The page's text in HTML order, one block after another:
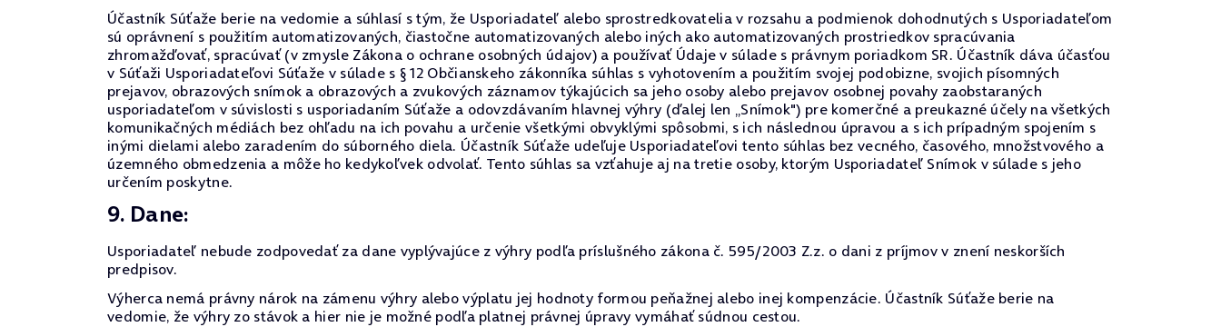
Účastník Súťaže berie na vedomie a súhlasí s tým, že Usporiadateľ alebo sprostredkovatelia v rozsahu a podmienok dohodnutých s Usporiadateľom
sú oprávnení s použitím automatizovaných, čiastočne automatizovaných alebo iných ako automatizovaných prostriedkov spracúvania
zhromažďovať, spracúvať (v zmysle Zákona o ochrane osobných údajov) a používať Údaje v súlade s právnym poriadkom SR. Účastník dáva účasťou
v Súťaži Usporiadateľovi Súťaže v súlade s § 12 Občianskeho zákonníka súhlas s vyhotovením a použitím svojej podobizne, svojich písomných
prejavov, obrazových snímok a obrazových a zvukových záznamov týkajúcich sa jeho osoby alebo prejavov osobnej povahy zaobstaraných
usporiadateľom v súvislosti s usporiadaním Súťaže a odovzdávaním hlavnej výhry (ďalej len „Snímok") pre komerčné a preukazné účely na všetkých
komunikačných médiách bez ohľadu na ich povahu a určenie všetkými obvyklými spôsobmi, s ich následnou úpravou a s ich prípadným spojením s
inými dielami alebo zaradením do súborného diela. Účastník Súťaže udeľuje Usporiadateľovi tento súhlas bez vecného, časového, množstvového a
územného obmedzenia a môže ho kedykoľvek odvolať. Tento súhlas sa vzťahuje aj na tretie osoby, ktorým Usporiadateľ Snímok v súlade s jeho
určením poskytne.
9. Dane:
Usporiadateľ nebude zodpovedať za dane vyplývajúce z výhry podľa príslušného zákona č. 595/2003 Z.z. o dani z príjmov v znení neskorších
predpisov.
Výherca nemá právny nárok na zámenu výhry alebo výplatu jej hodnoty formou peňažnej alebo inej kompenzácie. Účastník Súťaže berie na
vedomie, že výhry zo stávok a hier nie je možné podľa platnej právnej úpravy vymáhať súdnou cestou.